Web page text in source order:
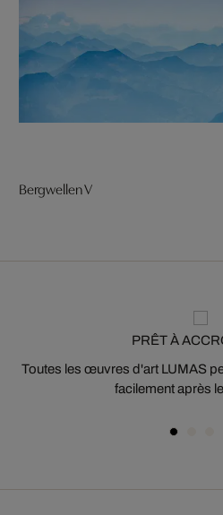
Bergwellen V
PRÊT À
Toutes les œuvres d'art LUMAS
facilement après